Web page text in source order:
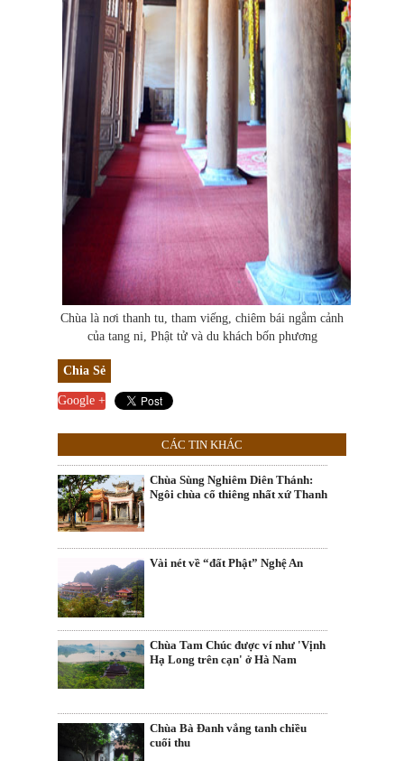
Chùa là nơi thanh tu, tham viếng, chiêm bái ngắm cảnh
của tang ni, Phật tử và du khách bốn phương
Chia Sẻ
Google +
CÁC TIN KHÁC
Chùa Sùng Nghiêm Diên Thánh:
Ngôi chùa cổ thiêng nhất xứ Thanh
Vài nét về “đất Phật” Nghệ An
Chùa Tam Chúc được ví như 'Vịnh
Hạ Long trên cạn' ở Hà Nam
Chùa Bà Đanh vắng tanh chiều
cuối thu